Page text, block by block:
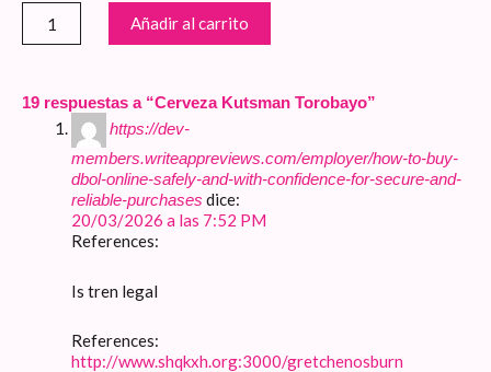
Kutsman
Añadir al carrito
19 respuestas a “Cerveza Kutsman Torobayo”
https://dev-
members.writeappreviews.com/employer/how-to-buy-
dbol-online-safely-and-with-confidence-for-secure-and-
reliable-purchases dice:
20/03/2026 a las 7:52 PM
References:
Is tren legal
References:
http://www.shqkxh.org:3000/gretchenosburn